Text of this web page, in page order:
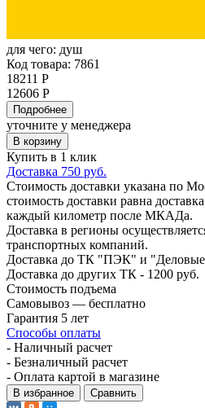
для чего: душ
Код товара: 7861
18211 Р
12606 Р
Подробнее
уточните у менеджера
В корзину
Купить в 1 клик
Доставка 750 руб.
Стоимость доставки указана по
стоимость доставки равна
каждый километр после МКАДа.
Доставка в регионы
транспортных компаний.
Доставка до ТК "ПЭК" и
Доставка до других ТК - 1200 руб.
Стоимость подъема
Самовывоз — бесплатно
Гарантия 5 лет
Способы оплаты
- Наличный расчет
- Безналичный расчет
- Оплата картой в магазине
В избранное Сравнить